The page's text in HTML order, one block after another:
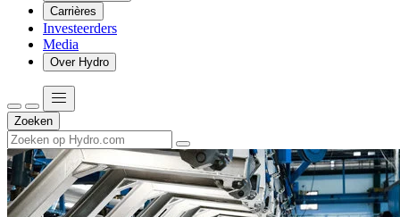
Carrières
Investeerders
Media
Over Hydro
Zoeken